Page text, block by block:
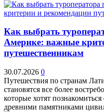
Как выбрать
Америке: важные
путешественникам
30.07.2026 0
Путешествия по странам
становятся все более
которые хотят
древними памятниками